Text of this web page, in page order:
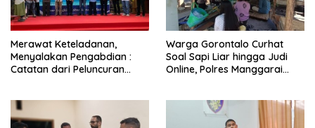
Merawat Keteladanan,
Menyalakan Pengabdian :
Catatan dari Peluncuran
Warga Gorontalo Curhat
Soal Sapi Liar hingga Judi
Online, Polres Manggarai